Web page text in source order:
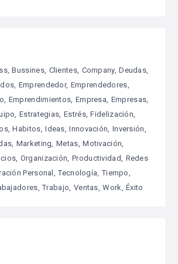
Bussines Clientes Company Deudas
Emprendedor Emprendedores
Emprendimientos Empresa Empresas
Estrategias Estrés Fidelización
Habitos Ideas Innovación Inversión
Marketing Metas Motivación
Organización Productividad Redes
Personal Tecnología Tiempo
Trabajo Ventas Work Éxito